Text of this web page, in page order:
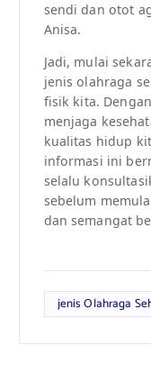
sendi dan otot
Anisa.
Jadi, mulai
jenis olahraga
fisik kita.
menjaga
kualitas hidup
informasi ini
selalu
sebelum
dan semangat
jenis Olahraga